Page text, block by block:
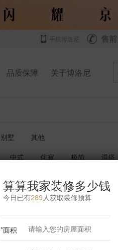
手机博洛尼 售
品质保障 关于博洛尼
别墅
其他
中式 侘寂 极简 混搭
共
算算我家装修多少钱
今日已有289 人获取装修预算
*面积